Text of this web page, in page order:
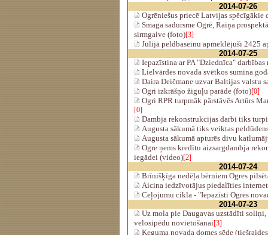
2014-07-26
Ogrēniešus priecē Latvijas spēcīgākie
Smaga sadursme Ogrē, Raiņa
sirmgalve (foto)[3]
Jūlijā peldbaseinu apmeklējuši 2425
2014-07-25
Iepazīstina ar PA "Dziednīca" darbības
Lielvārdes novada svētkos sumina
Daira Deičmane uzvar Baltijas valstu
Ogri izkrāšņo žiguļu parāde (foto)[0]
Ogri RPR turpmāk pārstāvēs Artūrs
[0]
Dambja rekonstrukcijas darbi tiks
Augusta sākumā tiks veiktas
Augusta sākumā apturēs divu
Ogre ņems kredītu aizsargdambja
iegādei (video)[2]
2014-07-24
Brīnišķīga nedēļa bērniem Ogres
Aicina iedzīvotājus piedalīties
Ceļojumu cikla - "Iepazīsti Ogres
2014-07-23
Uz mola pie Daugavas uzstādīti
velosipēdu novietošanai[3]
Ķeguma novada domes sēde